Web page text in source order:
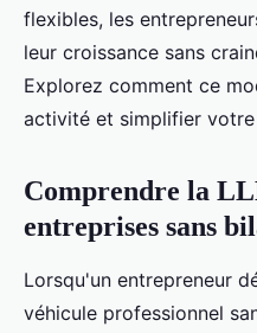
flexibles, les
leur croissance sans
Explorez comment ce
activité et simplifier
Comprendre la
entreprises sans
Lorsqu'un entrepreneur
véhicule professionnel